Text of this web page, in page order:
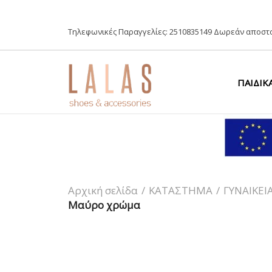
Τηλεφωνικές Παραγγελίες: 2510835149 Δωρεάν
Αρχική σελίδα / ΚΑΤΑΣΤΗΜΑ /
Μαύρο χρώμα